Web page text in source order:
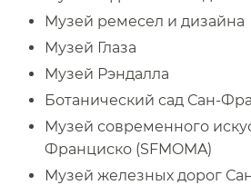
Музей ремесел и дизайна ​​
Музей Глаза ​​
Музей Рэндалла ​​
Ботанический сад Сан-
Музей современного
Франциско (SFMOMA) ​​
Музей железных дорог